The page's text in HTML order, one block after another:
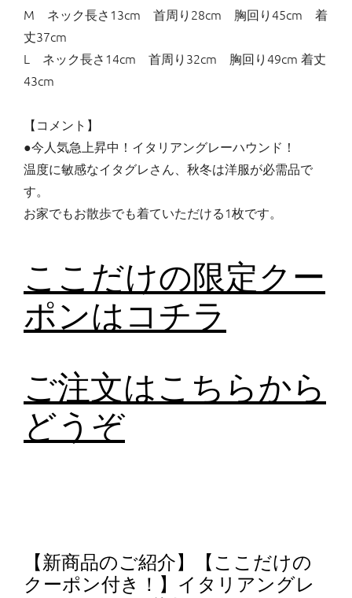
M ネック長さ13cm 首周り28cm 胸回り45cm 着
丈37cm
L ネック長さ14cm 首周り32cm 胸回り49cm 着丈
43cm
【コメント】
●今人気急上昇中！イタリアングレーハウンド！
温度に敏感なイタグレさん、秋冬は洋服が必需品で
す。
お家でもお散歩でも着ていただける1枚です。
ここだけの限定クー
ポンはコチラ
ご注文はこちらから
どうぞ
【新商品のご紹介】【ここだけの
クーポン付き！】イタリアングレ